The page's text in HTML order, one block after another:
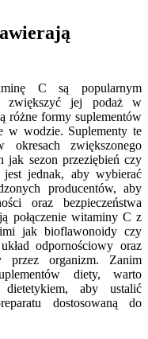
C są popularnym
zwiększyć jej podaż w
różne formy suplementów
w wodzie. Suplementy te
zwiększonego
jak sezon przeziębień czy
jest jednak, aby wybierać
producentów, aby
oraz bezpieczeństwa
połączenie witaminy C z
jak bioflawonoidy czy
odpornościowy oraz
przez organizm. Zanim
diety, warto
aby ustalić
dostosowaną do